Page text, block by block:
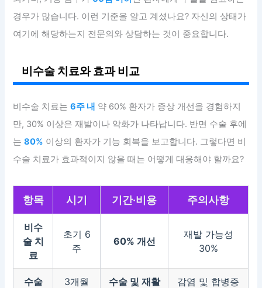
경우가 많습니다. 이런 기준을 알고 계셨나요? 자신의 상태가
여기에 해당하는지 전문의와 상담하는 것이 중요합니다.
비수술 치료와 효과 비교
비수술 치료는6주 내 약 60% 환자가 증상 개선을 경험하지
만, 30% 이상은 재발이나 악화가 나타납니다. 반면 수술 후에
는80% 이상의 환자가 기능 회복을 보고합니다. 그렇다면 비
수술 치료가 효과적이지 않을 때는 어떻게 대응해야 할까요?
항목 시기 기간·비용 주의사항
비수
술 치
료
초기 6
주
60% 개선
재발 가능성
30%
수술
3개월
수술 및 재활
감염 및 합병증